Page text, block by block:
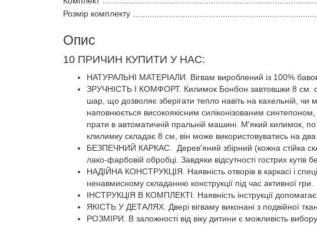
Розмір комплекту
Опис
10 ПРИЧИН КУПИТИ У НАС:
НАТУРАЛЬНІ МАТЕРІАЛИ. Вігвам вироблений із 100%
ЗРУЧНІСТЬ І КОМФОРТ. Килимок Бонбон завтовшки 8 см.
шар, що дозволяє зберігати тепло навіть на кахельній, чи
наповнюється високоякісним силіконізованим
прати в автоматичній пральній машині. М'який килимок,
клилимку складає 8 см, він може використовуватись на два
БЕЗПЕЧНИЙ КАРКАС. Дерев'яний збірний (кожна стійка
лако-фарбовій обробці. Завдяки відсутності гострих
НАДІЙНА КОНСТРУКЦІЯ. Наявність отворів в каркасі і
ненавмисному складанню конструкції під час активної гри.
ІНСТРУКЦІЯ В КОМПЛЕКТІ. Наявність інструкції допомагає
ЯКІСТЬ У ДЕТАЛЯХ. Двері вігваму виконані з подвійної
РОЗМІРИ. В заложності від віку дитини є можливість